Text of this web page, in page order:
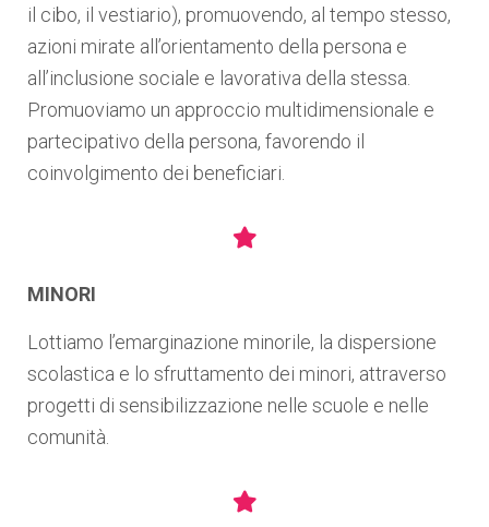
il cibo, il vestiario), promuovendo, al tempo stesso,
azioni mirate all’orientamento della persona e
all’inclusione sociale e lavorativa della stessa.
Promuoviamo un approccio multidimensionale e
partecipativo della persona, favorendo il
coinvolgimento dei beneficiari.
MINORI
Lottiamo l’emarginazione minorile, la dispersione
scolastica e lo sfruttamento dei minori, attraverso
progetti di sensibilizzazione nelle scuole e nelle
comunità.